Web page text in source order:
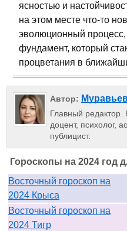
ясностью и
на этом месте что-то
эволюционный
фундамент, который
процветания в
Автор:
Главный редактор.
доцент, психолог,
публицист.
Гороскопы на 2024 год
Восточный гороскоп на
2024 Крыса
Восточный гороскоп на
2024 Тигр